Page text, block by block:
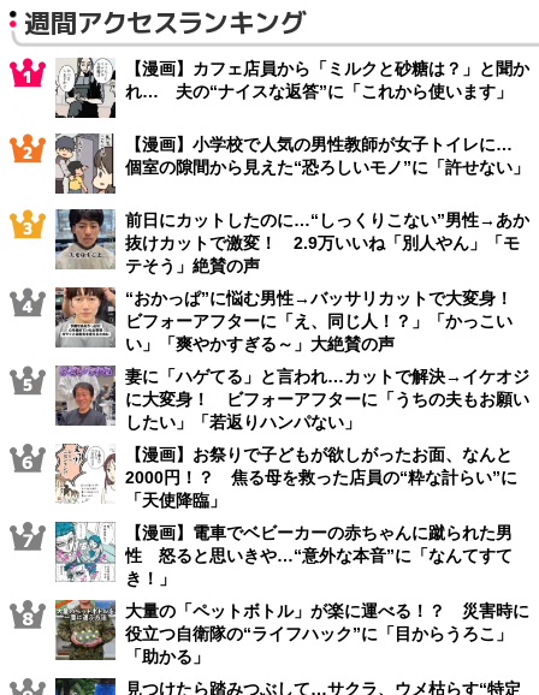
週間アクセスランキング
【漫画】カフェ店員から「ミルクと砂糖は？」と聞か
れ… 夫の“ナイスな返答”に「これから使います」
【漫画】小学校で人気の男性教師が女子トイレに…
個室の隙間から見えた“恐ろしいモノ”に「許せない」
前日にカットしたのに…“しっくりこない”男性→あか
抜けカットで激変！ 2.9万いいね「別人やん」「モ
テそう」絶賛の声
“おかっぱ”に悩む男性→バッサリカットで大変身！
ビフォーアフターに「え、同じ人！？」「かっこい
い」「爽やかすぎる～」大絶賛の声
妻に「ハゲてる」と言われ…カットで解決→イケオジ
に大変身！ ビフォーアフターに「うちの夫もお願い
したい」「若返りハンパない」
【漫画】お祭りで子どもが欲しがったお面、なんと
2000円！？ 焦る母を救った店員の“粋な計らい”に
「天使降臨」
【漫画】電車でベビーカーの赤ちゃんに蹴られた男
性 怒ると思いきや…“意外な本音”に「なんてすて
き！」
大量の「ペットボトル」が楽に運べる！？ 災害時に
役立つ自衛隊の“ライフハック”に「目からうろこ」
「助かる」
見つけたら踏みつぶして…サクラ、ウメ枯らす“特定